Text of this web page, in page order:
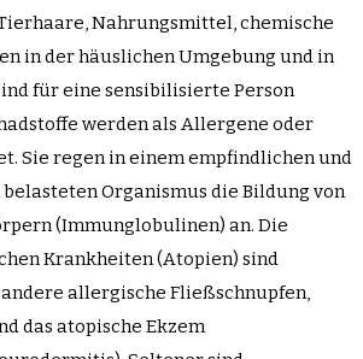
Nahrungsmittel, chemische
in der häuslichen Umgebung und in
für eine sensibilisierte Person
werden als Allergene oder
Sie regen in einem empfindlichen und
Organismus die Bildung von
(Immunglobulinen) an. Die
Krankheiten (Atopien) sind
allergische Fließschnupfen,
das atopische Ekzem